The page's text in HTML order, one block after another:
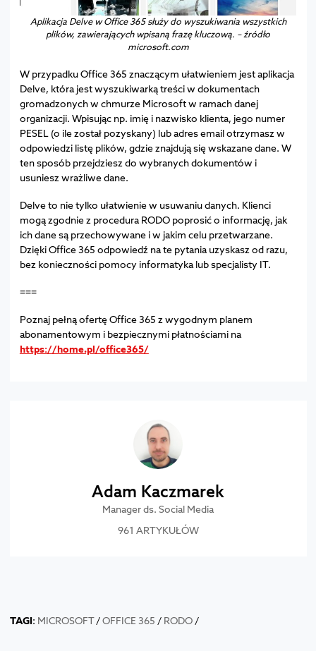
Aplikacja Delve w Office 365 służy do wyszukiwania wszystkich
plików, zawierających wpisaną frazę kluczową. – źródło
microsoft.com
W przypadku Office 365 znaczącym ułatwieniem jest aplikacja
Delve, która jest wyszukiwarką treści w dokumentach
gromadzonych w chmurze Microsoft w ramach danej
organizacji. Wpisując np. imię i nazwisko klienta, jego numer
PESEL (o ile został pozyskany) lub adres email otrzymasz w
odpowiedzi listę plików, gdzie znajdują się wskazane dane. W
ten sposób przejdziesz do wybranych dokumentów i
usuniesz wrażliwe dane.
Delve to nie tylko ułatwienie w usuwaniu danych. Klienci
mogą zgodnie z procedura RODO poprosić o informację, jak
ich dane są przechowywane i w jakim celu przetwarzane.
Dzięki Office 365 odpowiedź na te pytania uzyskasz od razu,
bez konieczności pomocy informatyka lub specjalisty IT.
===
Poznaj pełną ofertę Office 365 z wygodnym planem
abonamentowym i bezpiecznymi płatnościami na
https://home.pl/office365/
Adam Kaczmarek
Manager ds. Social Media
961 ARTYKUŁÓW
TAGI: MICROSOFT/OFFICE 365 / RODO/